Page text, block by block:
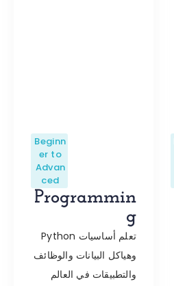
Beginn
er to
Advan
ced
Programmin
G
تعلم أساسيات Python
وهياكل البيانات والوظائف
والتطبيقات في العالم